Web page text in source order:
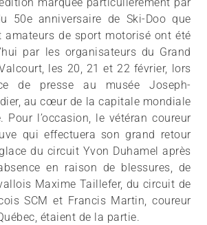
marquée particulièrement par
50e anniversaire de Ski-Doo que
amateurs de sport motorisé ont été
par les organisateurs du Grand
les 20, 21 et 22 février, lors
de presse au musée Joseph-
au cœur de la capitale mondiale
Pour l’occasion, le vétéran coureur
qui effectuera son grand retour
du circuit Yvon Duhamel après
en raison de blessures, de
Maxime Taillefer, du circuit de
SCM et Francis Martin, coureur
étaient de la partie.